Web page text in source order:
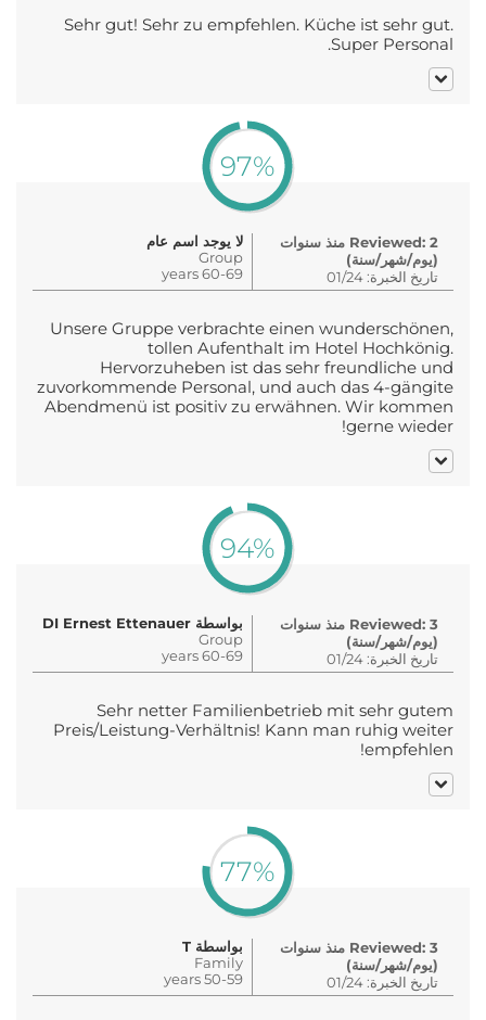
Sehr gut! Sehr zu empfehlen. Küche ist sehr gut.
Super Personal.
97%
لا يوجد اسم عام
Group
60-69 years
Reviewed: 2 منذ سنوات
(يوم/شهر/سنة)
تاريخ الخبرة: 01/24
Unsere Gruppe verbrachte einen wunderschönen,
tollen Aufenthalt im Hotel Hochkönig.
Hervorzuheben ist das sehr freundliche und
zuvorkommende Personal, und auch das 4-gängite
Abendmenü ist positiv zu erwähnen. Wir kommen
gerne wieder!
94%
بواسطة DI Ernest Ettenauer
Group
60-69 years
Reviewed: 3 منذ سنوات
(يوم/شهر/سنة)
تاريخ الخبرة: 01/24
Sehr netter Familienbetrieb mit sehr gutem
Preis/Leistung-Verhältnis! Kann man ruhig weiter
empfehlen!
77%
بواسطة T
Family
50-59 years
Reviewed: 3 منذ سنوات
(يوم/شهر/سنة)
تاريخ الخبرة: 01/24